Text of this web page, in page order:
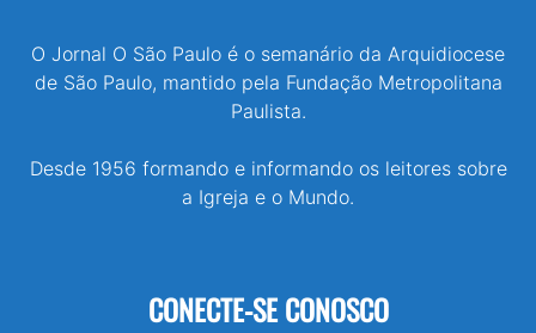
O Jornal O São Paulo é o semanário da Arquidiocese
de São Paulo, mantido pela Fundação Metropolitana
Paulista.
Desde 1956 formando e informando os leitores sobre
a Igreja e o Mundo.
CONECTE-SE CONOSCO